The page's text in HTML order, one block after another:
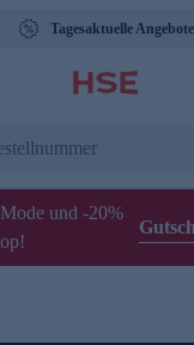
Tagesaktuelle Angebote
und -20%